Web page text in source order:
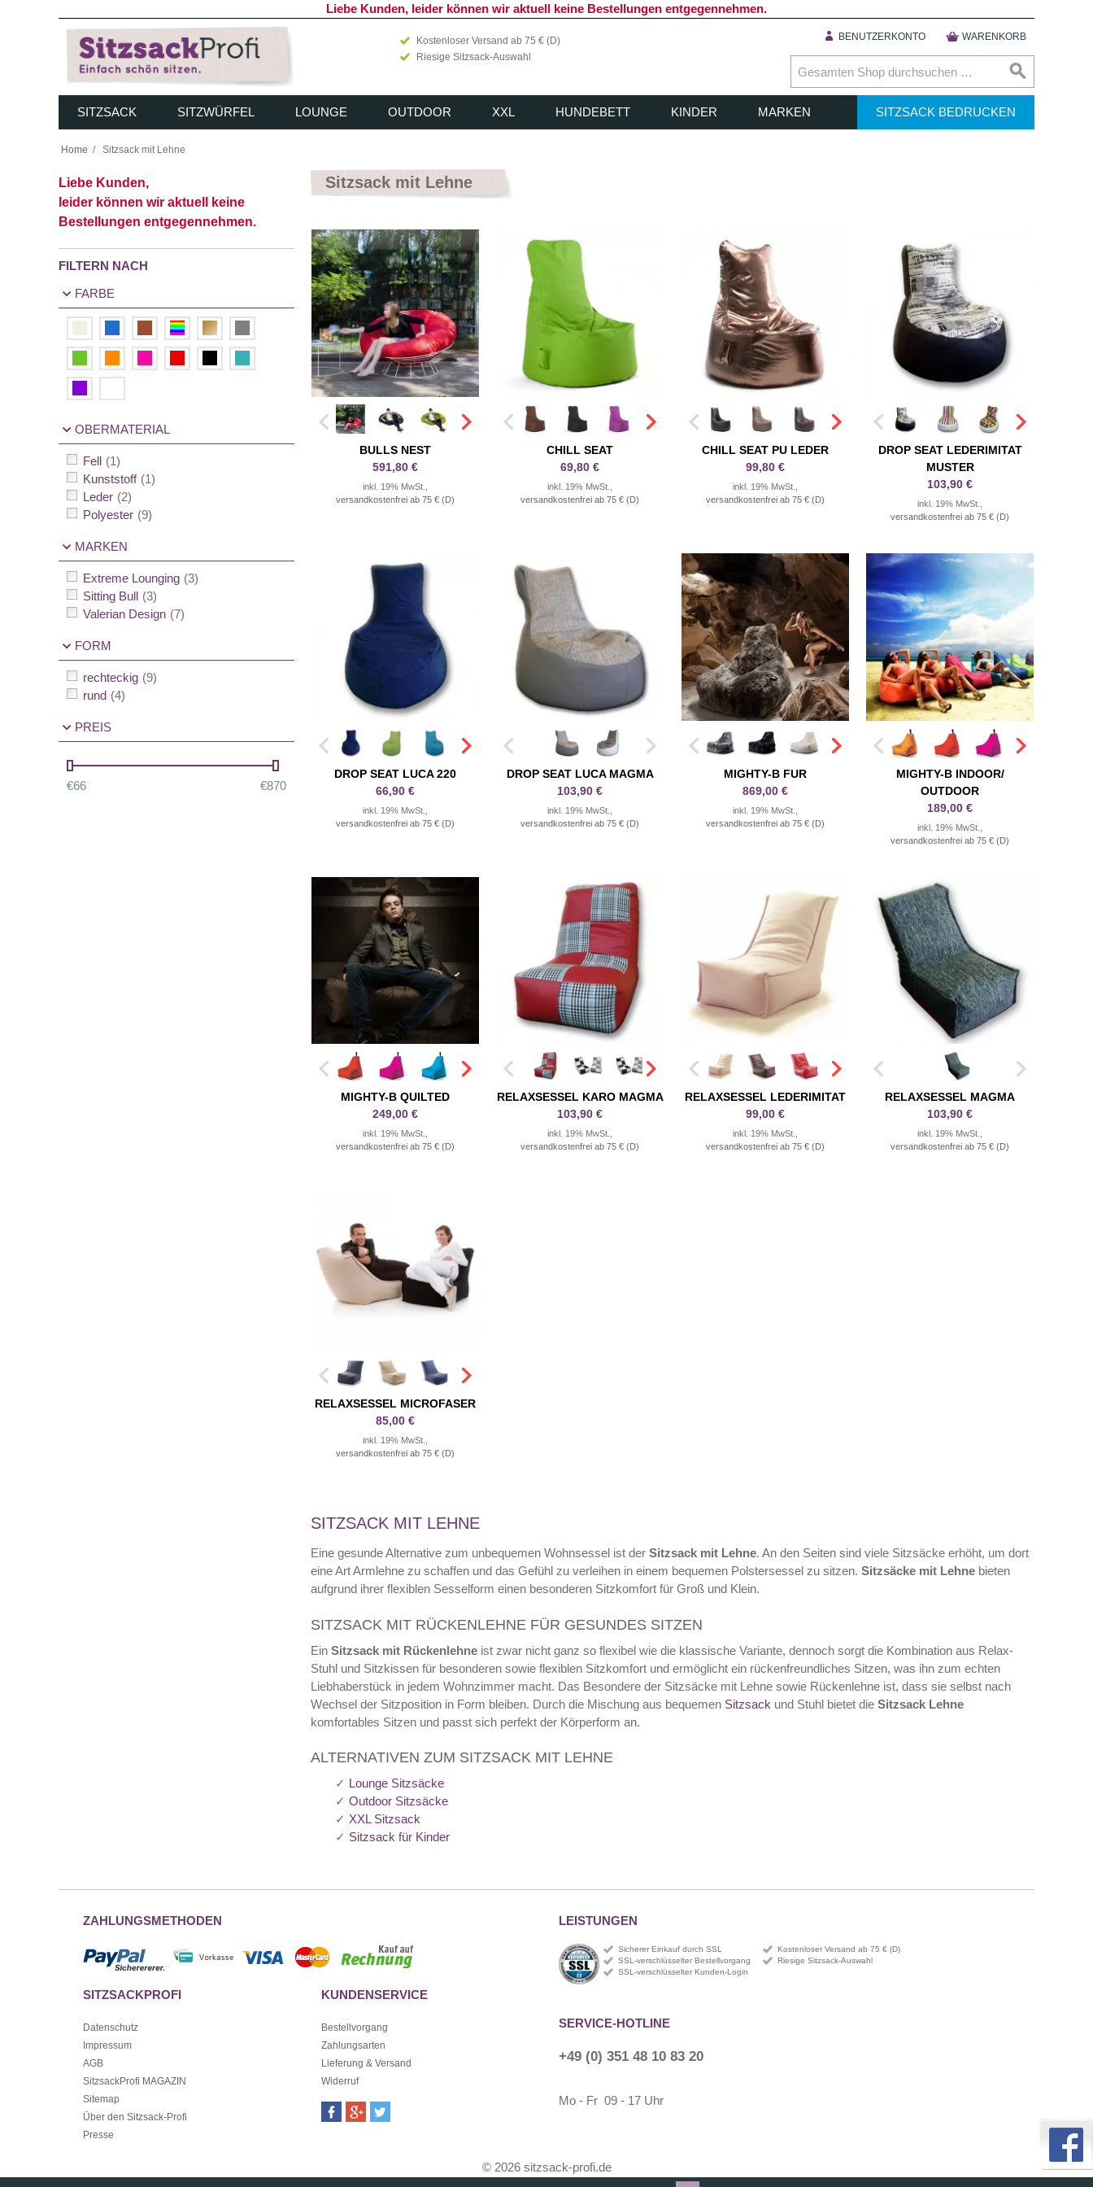
Liebe Kunden, leider können wir aktuell keine Bestellungen entgegennehmen.
Kostenloser Versand ab 75 € (D)
Riesige Sitzsack-Auswahl
BENUTZERKONTO WARENKORB
SITZSACK SITZWÜRFEL LOUNGE OUTDOOR XXL HUNDEBETT KINDER MARKEN SITZSACK BEDRUCKEN
Home / Sitzsack mit Lehne
Sitzsack mit Lehne
BULLS NEST
591,80 €
inkl. 19% MwSt.,
versandkostenfrei ab 75 € (D)
CHILL SEAT
69,80 €
inkl. 19% MwSt.,
versandkostenfrei ab 75 € (D)
CHILL SEAT PU LEDER
99,80 €
inkl. 19% MwSt.,
versandkostenfrei ab 75 € (D)
DROP SEAT LEDERIMITAT
MUSTER
103,90 €
inkl. 19% MwSt.,
versandkostenfrei ab 75 € (D)
DROP SEAT LUCA 220
66,90 €
inkl. 19% MwSt.,
versandkostenfrei ab 75 € (D)
DROP SEAT LUCA MAGMA
103,90 €
inkl. 19% MwSt.,
versandkostenfrei ab 75 € (D)
MIGHTY-B FUR
869,00 €
inkl. 19% MwSt.,
versandkostenfrei ab 75 € (D)
MIGHTY-B INDOOR/
OUTDOOR
189,00 €
inkl. 19% MwSt.,
versandkostenfrei ab 75 € (D)
MIGHTY-B QUILTED
249,00 €
inkl. 19% MwSt.,
versandkostenfrei ab 75 € (D)
RELAXSESSEL KARO MAGMA
103,90 €
inkl. 19% MwSt.,
versandkostenfrei ab 75 € (D)
RELAXSESSEL LEDERIMITAT
99,00 €
inkl. 19% MwSt.,
versandkostenfrei ab 75 € (D)
RELAXSESSEL MAGMA
103,90 €
inkl. 19% MwSt.,
versandkostenfrei ab 75 € (D)
RELAXSESSEL MICROFASER
85,00 €
inkl. 19% MwSt.,
versandkostenfrei ab 75 € (D)
SITZSACK MIT LEHNE
Eine gesunde Alternative zum unbequemen Wohnsessel ist der Sitzsack mit Lehne. An den Seiten sind viele Sitzsäcke erhöht, um dort
eine Art Armlehne zu schaffen und das Gefühl zu verleihen in einem bequemen Polstersessel zu sitzen. Sitzsäcke mit Lehne bieten
aufgrund ihrer flexiblen Sesselform einen besonderen Sitzkomfort für Groß und Klein.
SITZSACK MIT RÜCKENLEHNE FÜR GESUNDES SITZEN
Ein Sitzsack mit Rückenlehne ist zwar nicht ganz so flexibel wie die klassische Variante, dennoch sorgt die Kombination aus Relax-
Stuhl und Sitzkissen für besonderen sowie flexiblen Sitzkomfort und ermöglicht ein rückenfreundliches Sitzen, was ihn zum echten
Liebhaberstück in jedem Wohnzimmer macht. Das Besondere der Sitzsäcke mit Lehne sowie Rückenlehne ist, dass sie selbst nach
Wechsel der Sitzposition in Form bleiben. Durch die Mischung aus bequemen Sitzsack und Stuhl bietet die Sitzsack Lehne
komfortables Sitzen und passt sich perfekt der Körperform an.
ALTERNATIVEN ZUM SITZSACK MIT LEHNE
✓ Lounge Sitzsäcke
✓ Outdoor Sitzsäcke
✓ XXL Sitzsack
✓ Sitzsack für Kinder
Liebe Kunden,
leider können wir aktuell
keine
Bestellungen entgegennehmen.
FILTERN NACH
FARBE
OBERMATERIAL
Fell (1)
Kunststoff (1)
Leder (2)
Polyester (9)
MARKEN
Extreme Lounging (3)
Sitting Bull (3)
Valerian Design (7)
FORM
rechteckig (9)
rund (4)
PREIS
€66 €870
ZAHLUNGSMETHODEN LEISTUNGEN
Sicherer Einkauf durch SSL
SSL-verschlüsselter Bestellvorgang
SSL-verschlüsselter Kunden-Login
Kostenloser Versand ab 75 € (D)
Riesige Sitzsack-Auswahl
SITZSACKPROFI
Datenschutz
Impressum
AGB
SitzsackProfi MAGAZIN
Sitemap
Über den Sitzsack-Profi
Presse
KUNDENSERVICE
Bestellvorgang
Zahlungsarten
Lieferung & Versand
Widerruf
SERVICE-HOTLINE
+49 (0) 351 48 10 83 20
Mo - Fr 09 - 17 Uhr
© 2026 sitzsack-profi.de